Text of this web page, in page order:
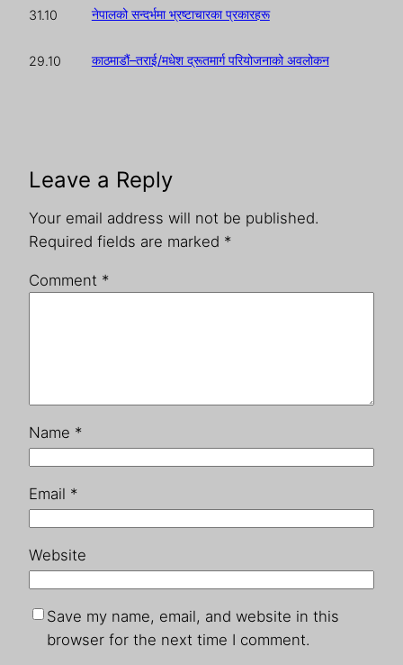
31.10 नेपालको सन्दर्भमा भ्रष्टाचारका प्रकारहरू
29.10 काठमाडौं–तराई/मधेश द्रूतमार्ग परियोजनाको अवलोकन
Leave a Reply
Your email address will not be published.
Required fields are marked *
Comment *
Name *
Email *
Website
Save my name, email, and website in this
browser for the next time I comment.